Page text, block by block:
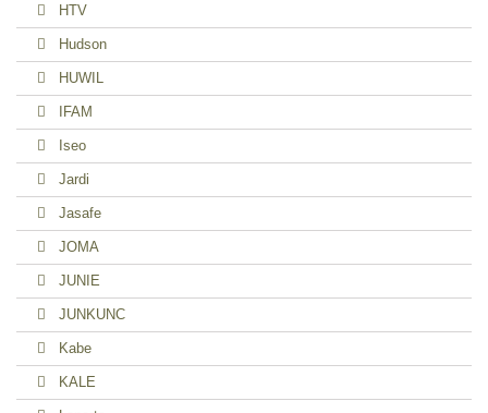
HTV
Hudson
HUWIL
IFAM
Iseo
Jardi
Jasafe
JOMA
JUNIE
JUNKUNC
Kabe
KALE